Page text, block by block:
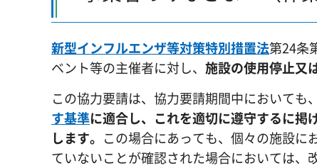
新型インフルエンザ等対策特別措置法第24条
ベント等の主催者に対し、 施設の使用停止又
この協力要請は、協力要請期間中においても、
す基準に適合し、これを適切に遵守するに
します。 この場合にあっても、個々の施設
ていないことが確認された場合においては、